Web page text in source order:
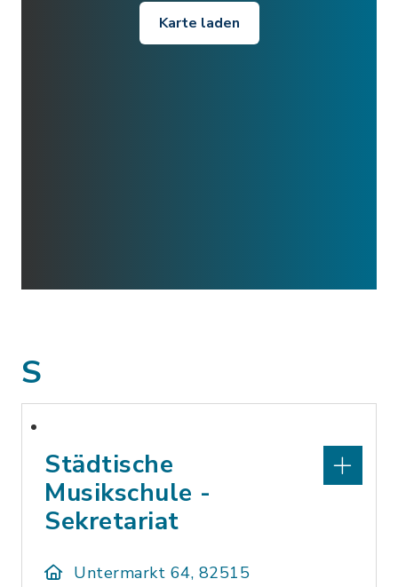
Karte laden
S
Städtische
Musikschule -
Sekretariat
Untermarkt 64, 82515